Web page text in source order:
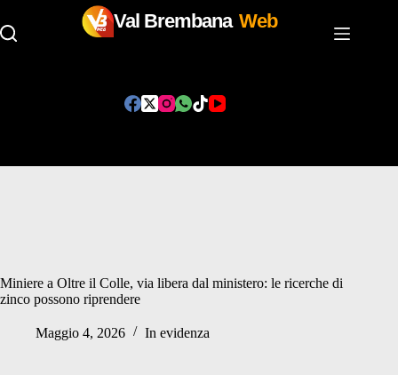
Val Brembana Web
Miniere a Oltre il Colle, via libera dal ministero: le ricerche di
zinco possono riprendere
Maggio 4, 2026 In evidenza